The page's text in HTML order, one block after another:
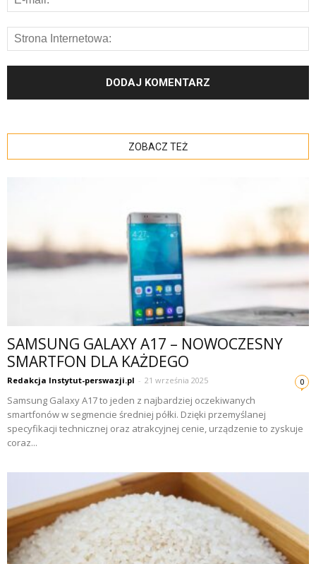
ZOBACZ TEŻ
SAMSUNG GALAXY A17 – NOWOCZESNY
SMARTFON DLA KAŻDEGO
Redakcja Instytut-perswazji.pl - 21 września 2025 0
Samsung Galaxy A17 to jeden z najbardziej oczekiwanych
smartfonów w segmencie średniej półki. Dzięki przemyślanej
specyfikacji technicznej oraz atrakcyjnej cenie, urządzenie to zyskuje
coraz...